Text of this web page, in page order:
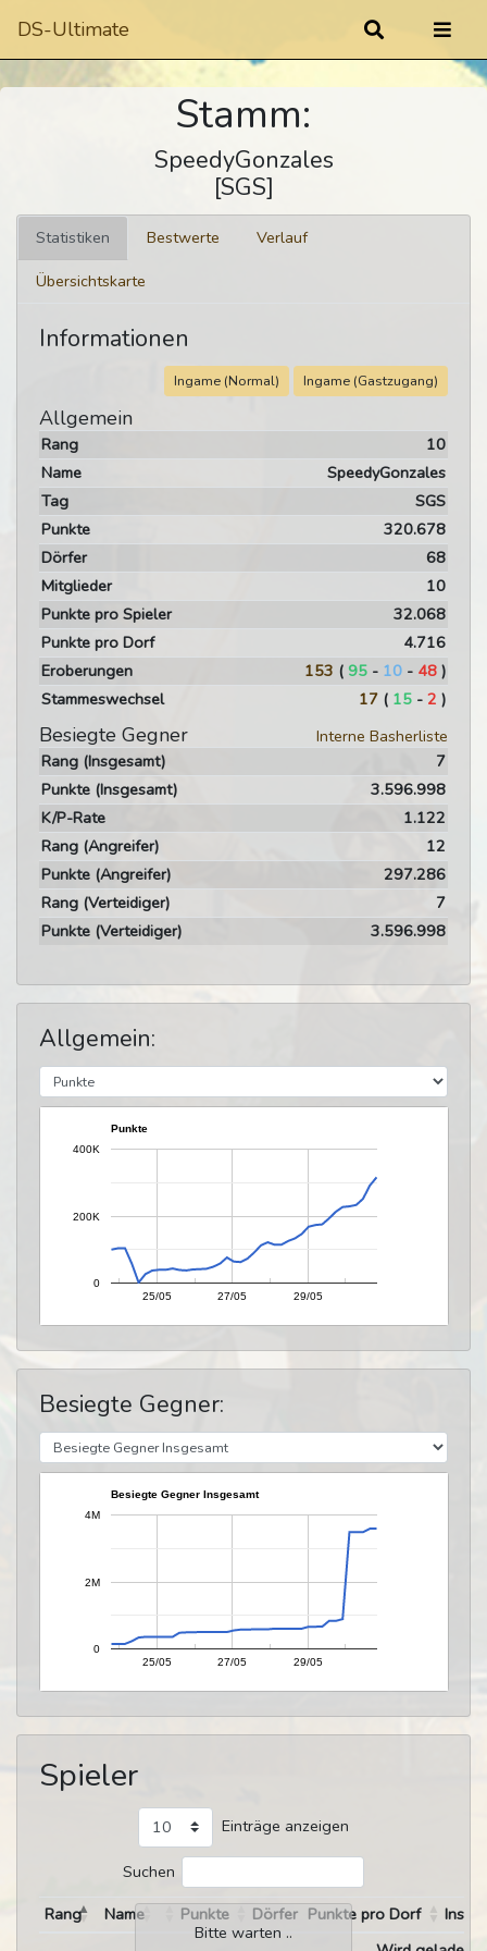
DS-Ultimate
Stamm:
SpeedyGonzales
[SGS]
Statistiken Bestwerte
Verlauf
Übersichtskarte
Informationen
Ingame (Normal) Ingame (Gastzugang)
Allgemein
Rang
10
Name
SpeedyGonzales
Tag
SGS
Punkte
320.678
Dörfer
68
Mitglieder
10
Punkte pro Spieler
32.068
Punkte pro Dorf
4.716
Eroberungen
153 ( 95 - 10 - 48 )
Stammeswechsel
17 ( 15 -2 )
Besiegte Gegner
Interne Basherliste
Rang (Insgesamt)
7
Punkte (Insgesamt)
3.596.998
K/P-Rate
1.122
Rang (Angreifer)
12
Punkte (Angreifer)
297.286
Rang (Verteidiger)
7
Punkte (Verteidiger)
3.596.998
Allgemein:
Punkte
25/05 27/05 29/05
0
200K
400K
Besiegte Gegner:
Besiegte Gegner Insgesamt
25/05 27/05 29/05
0
2M
4M
Spieler
Einträge anzeigen
Suchen
Bitte warten ..
Rang Name Punkte Dörfer Punkte pro Dorf